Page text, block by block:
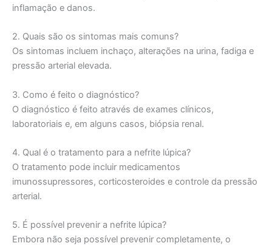
inflamação e danos.
2. Quais são os sintomas mais comuns?
Os sintomas incluem inchaço, alterações na urina, fadiga e
pressão arterial elevada.
3. Como é feito o diagnóstico?
O diagnóstico é feito através de exames clínicos,
laboratoriais e, em alguns casos, biópsia renal.
4. Qual é o tratamento para a nefrite lúpica?
O tratamento pode incluir medicamentos
imunossupressores, corticosteroides e controle da pressão
arterial.
5. É possível prevenir a nefrite lúpica?
Embora não seja possível prevenir completamente, o